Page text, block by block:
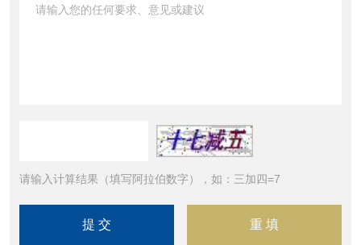
请输入计算结果（填写阿拉伯数字），如：三加四=7